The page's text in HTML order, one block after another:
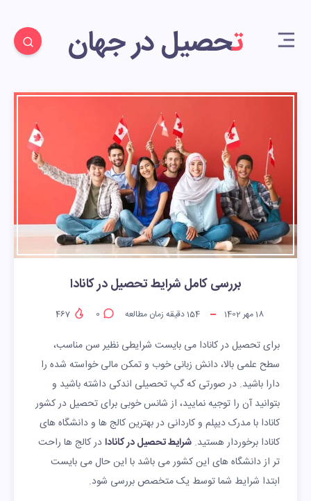
تحصیل در جهان
بررسی کامل شرایط تحصیل در کانادا
18 مهر 1402 154دقیقه زمان مطالعه 0
برای تحصیل در کانادا می بایست شرایطی نظیر سن مناسب،
سطح علمی بالا، دانش زبانی خوب و تمکن مالی خواسته شده را
دارا باشید. در صورتی که گپ تحصیلی اندکی داشته باشید و
بتوانید آن را توجیه نمایید، از شانس خوبی برای تحصیل در کشور
کانادا با مدرک دیپلم و کاردانی در بهترین کالج ها و دانشگاه های
کانادا برخوردار هستید. شرایط تحصیل در کانادادر کالج ها راحت
تر از دانشگاه های این کشور می باشد با این حال می بایست
ابتدا شرایط شما توسط یک متخصص بررسی شود.